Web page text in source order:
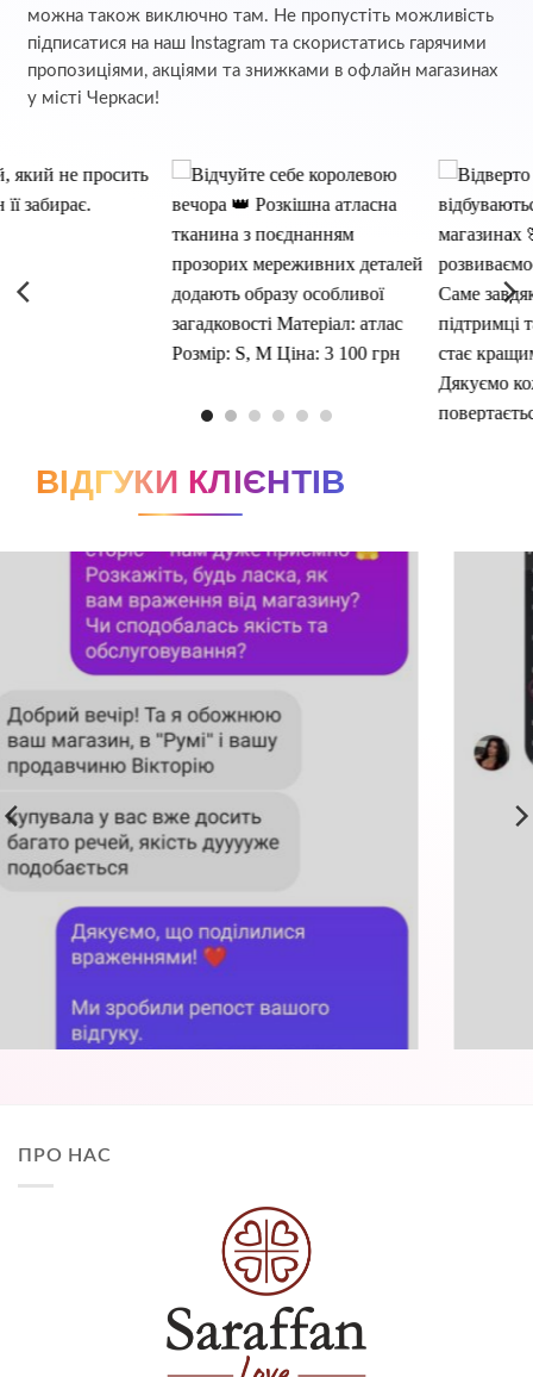
можна також виключно там. Не пропустіть можливість
підписатися на наш Instagram та скористатись гарячими
пропозиціями, акціями та знижками в офлайн магазинах
у місті Черкаси!
ВІДГУКИ КЛІЄНТІВ
ПРО НАС